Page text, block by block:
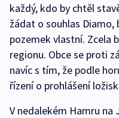
každý, kdo by chtěl
žádat o souhlas Diamo,
pozemek vlastní. Zcela
regionu. Obce se proti
navíc s tím, že podle
řízení o prohlášení
V nedalekém Hamru na